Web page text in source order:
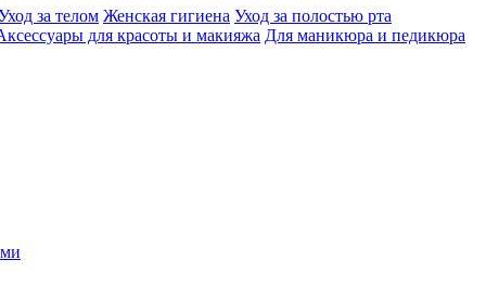
за телом Женская гигиена Уход за полостью рта
для красоты и макияжа Для маникюра и педикюра